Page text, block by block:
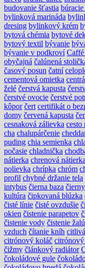
budovanie šťastia búracie
bylinková marináda
dresing bylinkový krém
bytová chémia bytové
bytový textil bývanie
bývanie v podkroví
obyčajná čalúnená
časový posun čatní
cementová omietka
želé čerstvá kapusta
čerstvé ovocie čerstvé
kôpor čert certifikát o
domy červená kapusta
cesnaková zálievka cesto
cha chalupárčenie
puding chia semienka
počasie chladnička
nátierka chrenová
polievka chrípka chróm
profil chybné držanie tela
intybus čierna baza
kultúra čipkovaná blúzka
čisté línie čisté ovzdušie
okien čistenie parapetov
čistenie vody čistenie
vzduch čítanie kníh
citrónový koláč
čižmy článkový radiátor
čokoládové gule